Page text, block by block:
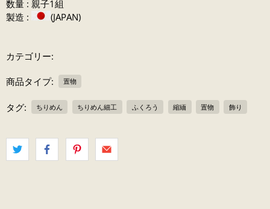
数量 : 親子1組
製造 :
(JAPAN)
カテゴリー:
商品タイプ: 置物
タグ: ちりめん ちりめん細工 ふくろう 縮緬 置物 飾り